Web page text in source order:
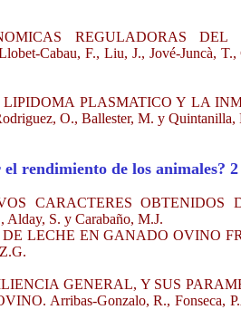
REGULADORAS
Cabau, F., Liu, J., Jové-Juncà, T.,
PLASMATICO Y LA
O., Ballester, M. y Quintanilla,
rendimiento de los animales? 2
CARACTERES
S. y Carabaño, M.J.
LECHE EN GANADO OVINO
GENERAL, Y SUS
Arribas-Gonzalo, R., Fonseca,